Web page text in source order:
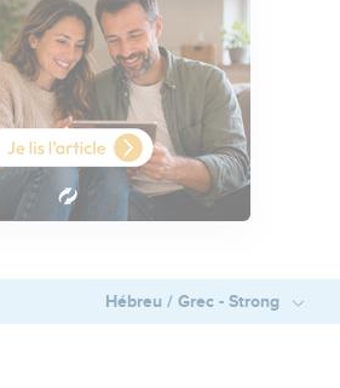
Hébreu / Grec - Strong